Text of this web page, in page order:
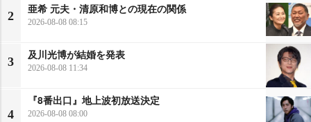
2
亜希 元夫・清原和博との現在の関係
2026-08-08 08:15
3
及川光博が結婚を発表
2026-08-08 11:34
4
『8番出口』地上波初放送決定
2026-08-08 08:00